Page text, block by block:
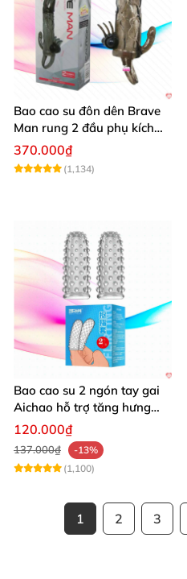
Bao cao su đôn dên Brave
Man rung 2 đầu phụ kích
thích
370.000₫
(1,134)
Bao cao su 2 ngón tay gai
Aichao hỗ trợ tăng hưng
phấn quan hệ
120.000₫
137.000₫
-13%
(1,100)
1 2 3